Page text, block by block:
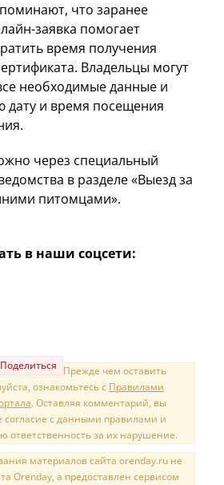
что заранее
заявка помогает
время получения
Владельцы могут
необходимые данные и
дату и время посещения
через специальный
в разделе «Выезд за
питомцами».
в наши соцсети:
Поделиться Прежде чем оставить
ознакомьтесь с Правилами
. Оставляя комментарий, вы
согласие с данными правилами и
ответственность за их нарушение.
материалов сайта orenday.ru не
Orenday, а предоставлен сервисом